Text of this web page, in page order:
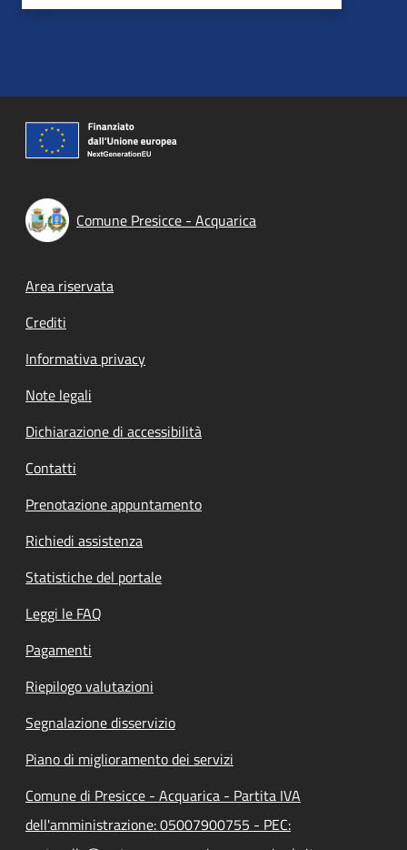
Comune Presicce - Acquarica
Footer menu
Area riservata
Crediti
Informativa privacy
Note legali
Dichiarazione di accessibilità
Contatti
Prenotazione appuntamento
Richiedi assistenza
Statistiche del portale
Leggi le FAQ
Pagamenti
Riepilogo valutazioni
Segnalazione disservizio
Piano di miglioramento dei servizi
Comune di Presicce - Acquarica - Partita IVA
dell'amministrazione: 05007900755 - PEC: